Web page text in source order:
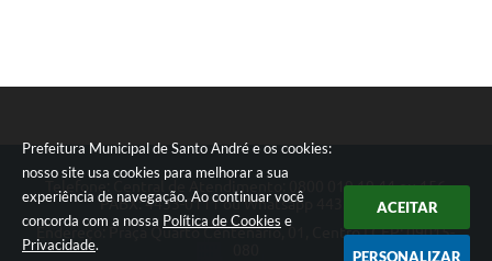
Prefeitura Municipal de Santo André e os cookies:
nosso site usa cookies para melhorar a sua
experiência de navegação. Ao continuar você
concorda com a nossa Política de Cookies e
Privacidade.
ACEITAR
PERSONALIZAR
Telefone: Central de Atendimento: 0800 019 19 44 ou 156
PABX: 4433-0111 ou Whatsapp 4433-0123
Endereço: Praça Quarto Centenário, 01, Centro | CEP: 09015-